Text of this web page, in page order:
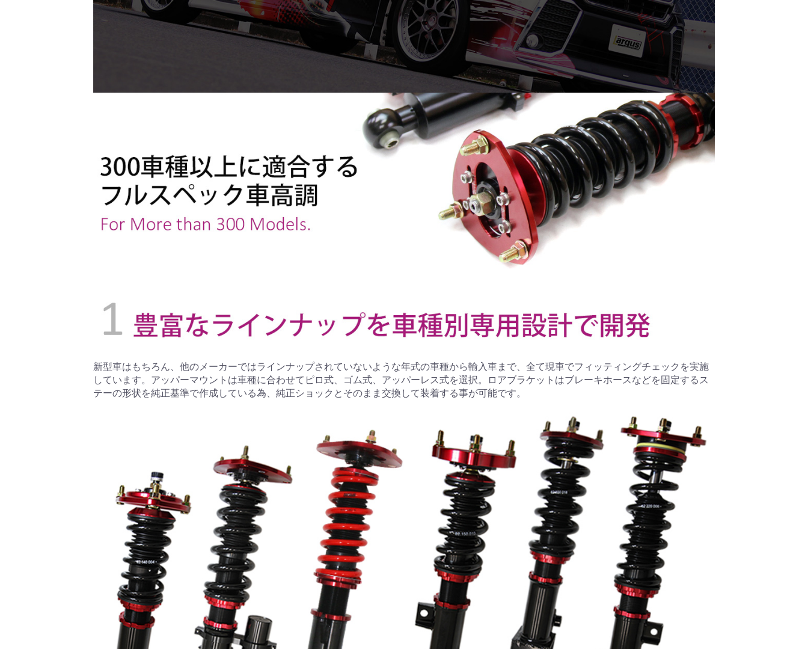
新型車はもちろん、他のメーカーではラインナップされていないような年式の車種から輸入車まで、全て現車でフィッティングチェックを実施
しています。アッパーマウントは車種に合わせてピロ式、ゴム式、アッパーレス式を選択。ロアブラケットはブレーキホースなどを固定するス
テーの形状を純正基準で作成している為、純正ショックとそのまま交換して装着する事が可能です。